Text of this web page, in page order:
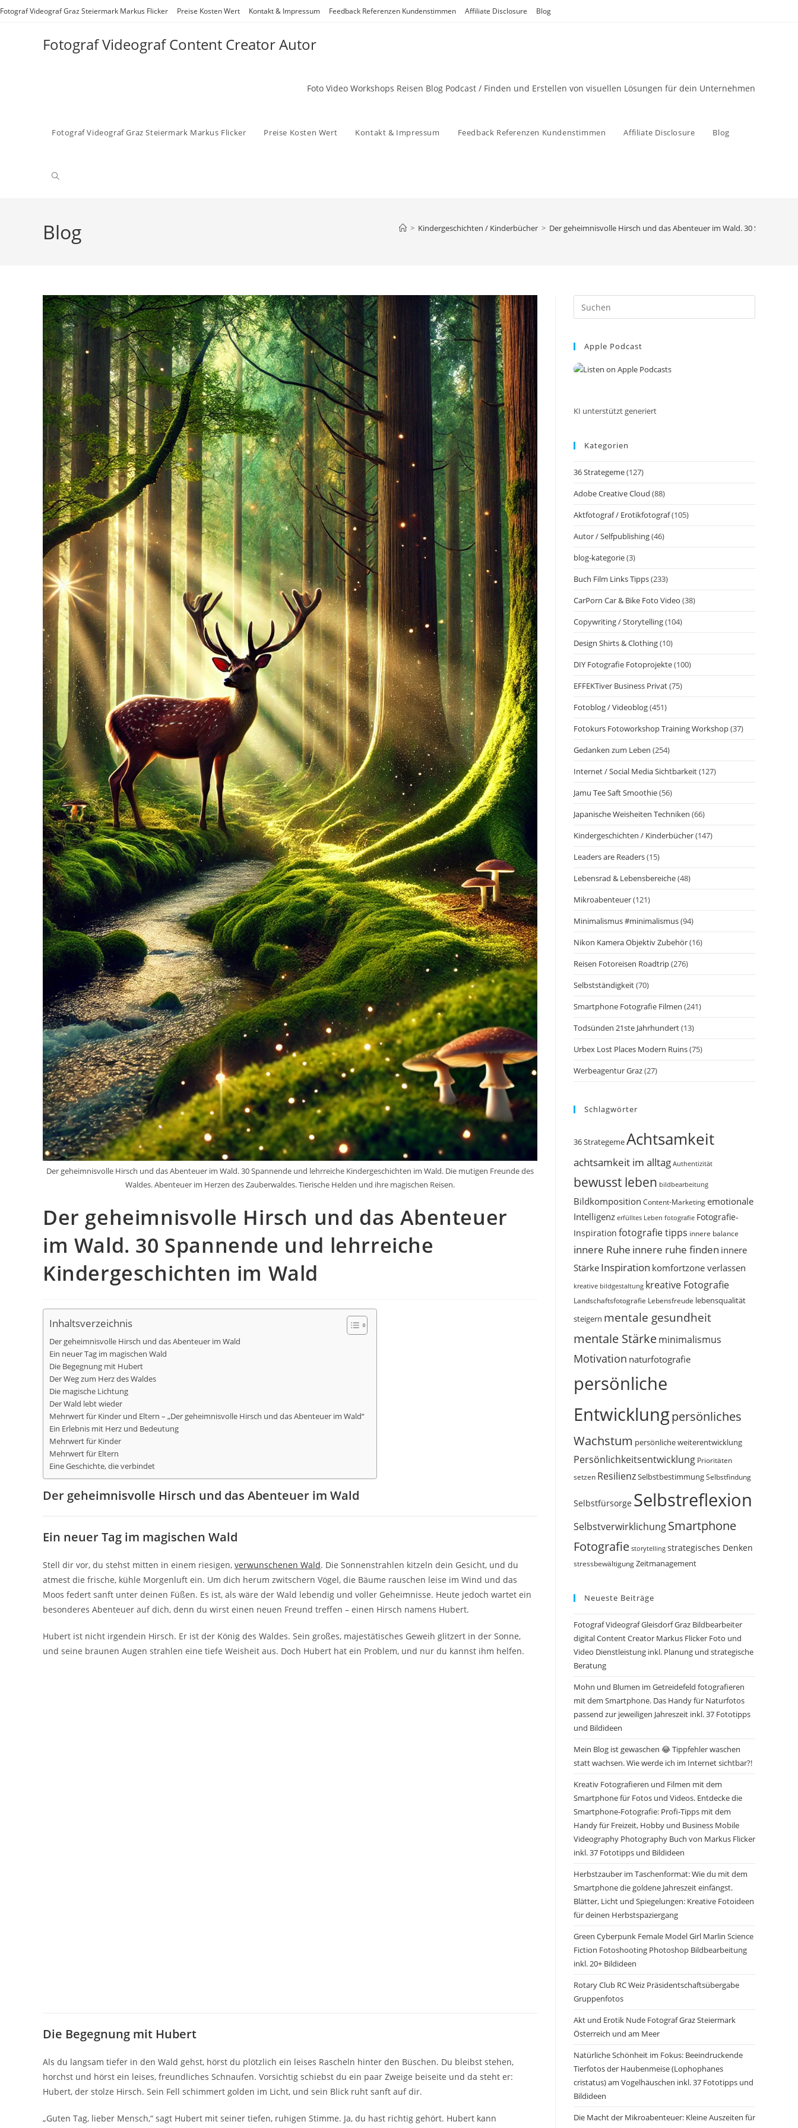
Zum
Fotograf Videograf Graz Steiermark Markus Flicker Preise Kosten Wert Kontakt & Impressum Feedback Referenzen Kundenstimmen Affiliate Disclosure Blog
Fotograf Videograf Content Creator Autor
Foto Video Workshops Reisen Blog Podcast / Finden und Erstellen von visuellen Lösungen für dein Unternehmen
Fotograf Videograf Graz Steiermark Markus Flicker Preise Kosten Wert Kontakt & Impressum Feedback Referenzen Kundenstimmen Affiliate Disclosure Blog
Website-
Blog > Kindergeschichten / Kinderbücher > Der geheimnisvolle Hirsch und das Abenteuer im Wald. 30
Der geheimnisvolle Hirsch und das Abenteuer im Wald. 30 Spannende und lehrreiche Kindergeschichten im Wald. Die mutigen Freunde des
Waldes. Abenteuer im Herzen des Zauberwaldes. Tierische Helden und ihre magischen Reisen.
Der geheimnisvolle Hirsch und das Abenteuer
im Wald. 30 Spannende und lehrreiche
Kindergeschichten im Wald
Inhaltsverzeichnis
Der geheimnisvolle Hirsch und das Abenteuer im Wald
Ein neuer Tag im magischen Wald
Die Begegnung mit Hubert
Der Weg zum Herz des Waldes
Die magische Lichtung
Der Wald lebt wieder
Mehrwert für Kinder und Eltern – „Der geheimnisvolle Hirsch und das Abenteuer im Wald“
Ein Erlebnis mit Herz und Bedeutung
Mehrwert für Kinder
Mehrwert für Eltern
Eine Geschichte, die verbindet
Der geheimnisvolle Hirsch und das Abenteuer im Wald
Ein neuer Tag im magischen Wald
Stell dir vor, du stehst mitten in einem riesigen, verwunschenen Wald. Die Sonnenstrahlen kitzeln dein Gesicht, und du
atmest die frische, kühle Morgenluft ein. Um dich herum zwitschern Vögel, die Bäume rauschen leise im Wind und das
Moos federt sanft unter deinen Füßen. Es ist, als wäre der Wald lebendig und voller Geheimnisse. Heute jedoch wartet ein
besonderes Abenteuer auf dich, denn du wirst einen neuen Freund treffen – einen Hirsch namens Hubert.
Hubert ist nicht irgendein Hirsch. Er ist der König des Waldes. Sein großes, majestätisches Geweih glitzert in der Sonne,
und seine braunen Augen strahlen eine tiefe Weisheit aus. Doch Hubert hat ein Problem, und nur du kannst ihm helfen.
Die Begegnung mit Hubert
Als du langsam tiefer in den Wald gehst, hörst du plötzlich ein leises Rascheln hinter den Büschen. Du bleibst stehen,
horchst und hörst ein leises, freundliches Schnaufen. Vorsichtig schiebst du ein paar Zweige beiseite und da steht er:
Hubert, der stolze Hirsch. Sein Fell schimmert golden im Licht, und sein Blick ruht sanft auf dir.
„Guten Tag, lieber Mensch,“ sagt Hubert mit seiner tiefen, ruhigen Stimme. Ja, du hast richtig gehört. Hubert kann
Escape
Apple Podcast
KI unterstützt generiert
Kategorien
36 Strategeme(127)
Adobe Creative Cloud (88)
Aktfotograf / Erotikfotograf(105)
Autor / Selfpublishing(46)
blog-kategorie(3)
Buch Film Links Tipps(233)
CarPorn Car & Bike Foto Video (38)
Copywriting / Storytelling(104)
Design Shirts & Clothing(10)
DIY Fotografie Fotoprojekte(100)
EFFEKTiver Business Privat(75)
Fotoblog / Videoblog(451)
Fotokurs Fotoworkshop Training Workshop(37)
Gedanken zum Leben (254)
Internet / Social Media Sichtbarkeit(127)
Jamu Tee Saft Smoothie(56)
Japanische Weisheiten Techniken (66)
Kindergeschichten / Kinderbücher(147)
Leaders are Readers(15)
Lebensrad & Lebensbereiche(48)
Mikroabenteuer(121)
Minimalismus #minimalismus(94)
Nikon Kamera Objektiv Zubehör(16)
Reisen Fotoreisen Roadtrip(276)
Selbstständigkeit(70)
Smartphone Fotografie Filmen (241)
Todsünden 21ste Jahrhundert(13)
Urbex Lost Places Modern Ruins(75)
Werbeagentur Graz(27)
Schlagwörter
36 StrategemeAchtsamkeit
achtsamkeit im alltag Authentizität
bewusst leben bildbearbeitung
Bildkomposition Content-Marketingemotionale
Intelligenz erfülltes Leben fotografie Fotografie-
Inspiration fotografie tipps innere balance
innere Ruhe innere ruhe finden innere
Stärke Inspiration komfortzone verlassen
kreative bildgestaltung kreative Fotografie
Landschaftsfotografie Lebensfreude lebensqualität
steigern mentale gesundheit
mentale Stärkeminimalismus
Motivation naturfotografie
persönliche
Entwicklungpersönliches
Wachstum persönliche weiterentwicklung
Persönlichkeitsentwicklung Prioritäten
setzen ResilienzSelbstbestimmungSelbstfindung
Selbstfürsorge Selbstreflexion
SelbstverwirklichungSmartphone
Fotografie storytelling strategisches Denken
stressbewältigung Zeitmanagement
Neueste Beiträge
Fotograf Videograf Gleisdorf Graz Bildbearbeiter
digital Content Creator Markus Flicker Foto und
Video Dienstleistung inkl. Planung und strategische
Beratung
Mohn und Blumen im Getreidefeld fotografieren
mit dem Smartphone. Das Handy für Naturfotos
passend zur jeweiligen Jahreszeit inkl. 37 Fototipps
und Bildideen
Mein Blog ist gewaschen 😂 Tippfehler waschen
statt wachsen. Wie werde ich im Internet sichtbar?!
Kreativ Fotografieren und Filmen mit dem
Smartphone für Fotos und Videos. Entdecke die
Smartphone-Fotografie: Profi-Tipps mit dem
Handy für Freizeit, Hobby und Business Mobile
Videography Photography Buch von Markus Flicker
inkl. 37 Fototipps und Bildideen
Herbstzauber im Taschenformat: Wie du mit dem
Smartphone die goldene Jahreszeit einfängst.
Blätter, Licht und Spiegelungen: Kreative Fotoideen
für deinen Herbstspaziergang
Green Cyberpunk Female Model Girl Marlin Science
Fiction Fotoshooting Photoshop Bildbearbeitung
inkl. 20+ Bildideen
Rotary Club RC Weiz Präsidentschaftsübergabe
Gruppenfotos
Akt und Erotik Nude Fotograf Graz Steiermark
Österreich und am Meer
Natürliche Schönheit im Fokus: Beeindruckende
Tierfotos der Haubenmeise (Lophophanes
cristatus) am Vogelhäuschen inkl. 37 Fototipps und
Bildideen
Die Macht der Mikroabenteuer: Kleine Auszeiten für